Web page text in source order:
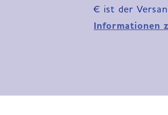
Informationen